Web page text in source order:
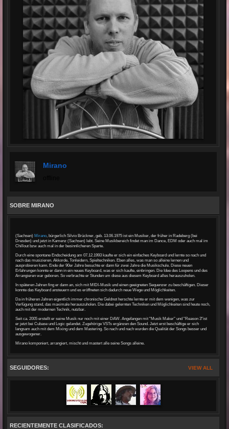
Mirano
SOBRE MIRANO
(Sachsen)Mirano , bürgerlich Silvio Brückner, geb. 13.06.1975 ist ein Musiker, der früher in Radeberg (bei
Dresden) und jetzt in Kamenz (Sachsen) lebt. Seine Musikbereich findet man im Dance, EDM oder auch mal im
Chillout bzw auch mal in der besinnlicheren Sparte.
Durch eine spontane Endscheidung am 07.12.1993 kaufte er sich ein einfaches Keyboard und lernte so nach und
nach das musizieren. Akkorde, Tonleidern, Spieltechniken. Eben alles, was man so alleine lernen und
ausprobieren kann. Ende der 90er Jahre besuchte er dann für zwei Jahre die Musikschule. Diese neuen
Erfahrungen konnte er dann in ein neues Keyboard, was er sich kaufte, einbringen. Die Idee des Loopens und des
Arrangieren war geboren. So verbrachte er Stunden um diese aus diesem Keyboard alles herauszuholen.
In späteren Jahren fing er dann an, sich mit MIDI-Musik und einen geeigneten Sequenzer zu beschäftigen. Dieser
konnte das Keyboard ansteuern und es eröffneten sich dadurch neue Wege und Möglichkeiten.
Da in früheren Jahren eigentlich immer chronische Geldnot herschte lernte er mit dem wenigen, was zur
Verfügung stand, das maximale herauszuholen. Die dabei gelernten Techniken und Möglichkeiten sind heute noch,
auch mit der modernen Technik, nutzbar.
Seit ca. 2005 erstellt er seine Musik nur noch mit einer DAW. Angefangen mit "Musik Maker" und "Reason 3"ist
er jetzt bei Cubase und Logic gelandet. Zugehörige VSTs ergänzen den Sound. Jetzt erst beschäftige er sich
langsam auch mit dem Mixing und dem Mastering. So nach und nach wurden die Qualität der Songs besser und
ausgewogener.
Mirano komponiert, arrangiert, mischt und mastert alle seine Songs alleine.
VIEW ALL
SEGUIDORES:
RECIENTEMENTE CLASIFICADOS: